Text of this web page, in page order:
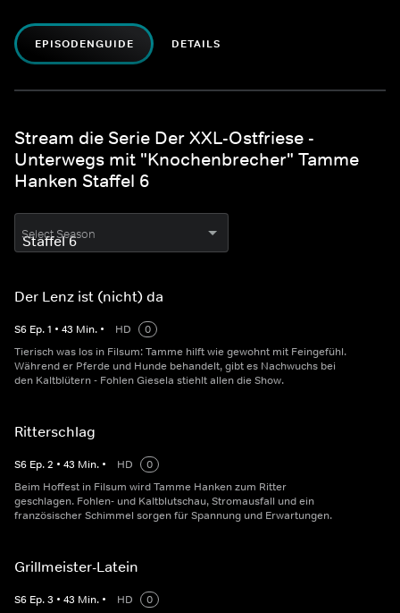
EPISODENGUIDE DETAILS
Stream die Serie Der XXL-Ostfriese -
Unterwegs mit "Knochenbrecher" Tamme
Hanken Staffel 6
Select Season
Der Lenz ist (nicht) da
S6 Ep.1 • 43 Min. • HD
0
Tierisch was los in Filsum: Tamme hilft wie gewohnt mit Feingefühl.
Während er Pferde und Hunde behandelt, gibt es Nachwuchs bei
den Kaltblütern - Fohlen Giesela stiehlt allen die Show.
Ritterschlag
S6 Ep.2 • 43 Min. • HD
0
Beim Hoffest in Filsum wird Tamme Hanken zum Ritter
geschlagen. Fohlen- und Kaltblutschau, Stromausfall und ein
französischer Schimmel sorgen für Spannung und Erwartungen.
Grillmeister-Latein
S6 Ep.3 • 43 Min. • HD
0